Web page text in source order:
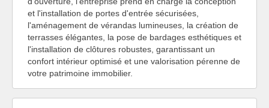
et l'installation de portes d'entrée sécurisées,
l'aménagement de vérandas lumineuses, la création de
terrasses élégantes, la pose de bardages esthétiques et
l'installation de clôtures robustes, garantissant un
confort intérieur optimisé et une valorisation pérenne de
votre patrimoine immobilier.